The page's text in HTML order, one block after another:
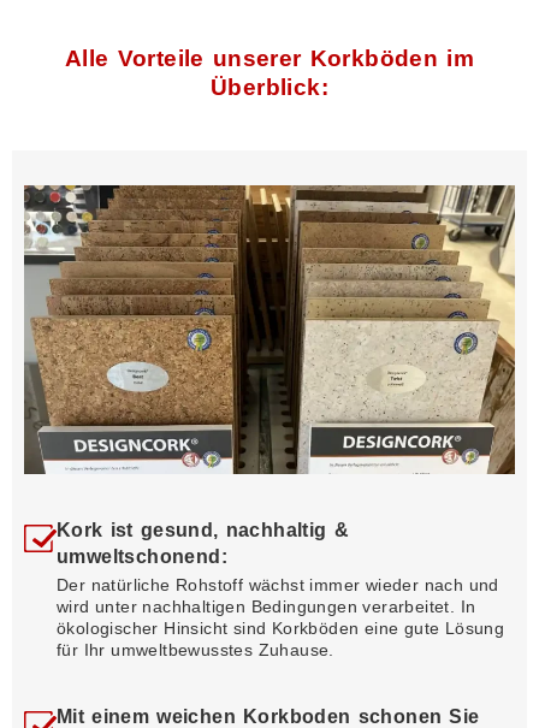
Alle Vorteile unserer Korkböden im
Überblick:
Kork ist gesund, nachhaltig &
umweltschonend:
Der natürliche Rohstoff wächst immer wieder nach und
wird unter nachhaltigen Bedingungen verarbeitet. In
ökologischer Hinsicht sind Korkböden eine gute Lösung
für Ihr umweltbewusstes Zuhause.
Mit einem weichen Korkboden schonen Sie